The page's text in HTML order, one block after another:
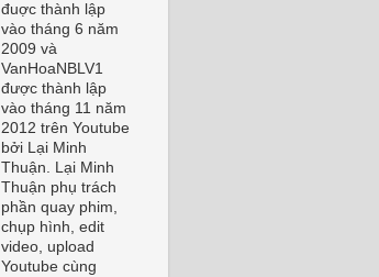
đuợc thành lập
vào tháng 6 năm
2009 và
VanHoaNBLV1
được thành lập
vào tháng 11 năm
2012 trên Youtube
bởi Lại Minh
Thuận. Lại Minh
Thuận phụ trách
phần quay phim,
chụp hình, edit
video, upload
Youtube cùng